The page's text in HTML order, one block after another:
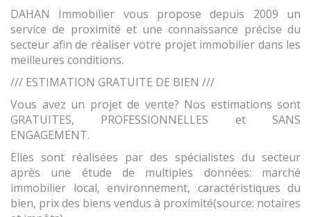
DAHAN Immobilier vous propose depuis 2009 un
service de proximité et une connaissance précise du
secteur afin de réaliser votre projet immobilier dans les
meilleures conditions.
/// ESTIMATION GRATUITE DE BIEN ///
Vous avez un projet de vente? Nos estimations sont
GRATUITES, PROFESSIONNELLES et SANS
ENGAGEMENT.
Elles sont réalisées par des spécialistes du secteur
après une étude de multiples données: marché
immobilier local, environnement, caractéristiques du
bien, prix des biens vendus à proximité(source: notaires